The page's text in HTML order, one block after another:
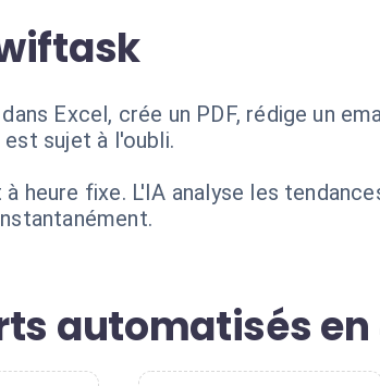
Excel, crée un PDF, rédige un
sujet à l'oubli.
heure fixe. L'IA analyse les
automatisés en